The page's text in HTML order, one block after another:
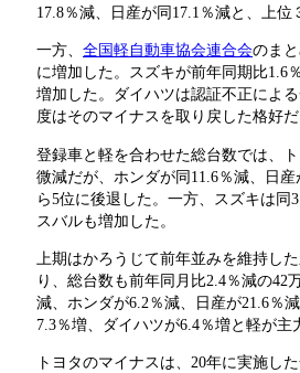
17.8％減、日産が同17.1％減と、上
一方、 全国軽自動車協会連合会のま
に増加した。スズキが前年同期比1.6
増加した。ダイハツは認証不正によ
度はそのマイナスを取り戻した格好だ
登録車と軽を合わせた総台数では、
微減だが、ホンダが同11.6％減、日
ら5位に後退した。一方、スズキは同
スバルも増加した。
上期はかろうじて前年並みを維持し
り、総台数も前年同月比2.4％減の42
減、ホンダが6.2％減、日産が21.6％
7.3％増、ダイハツが6.4％増と軽が主
トヨタのマイナスは、20年に実施し